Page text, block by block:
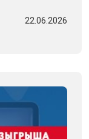
22.06.2026